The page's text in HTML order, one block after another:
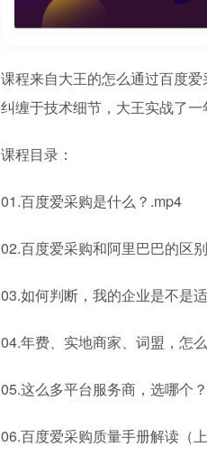
课程来自大王的怎么通过百度
纠缠于技术细节，大王实战了一
课程目录：
01.百度爱采购是什么？.mp4
02.百度爱采购和阿里巴巴的区
03.如何判断，我的企业是不是
04.年费、实地商家、词盟，怎
05.这么多平台服务商，选哪个
06.百度爱采购质量手册解读（